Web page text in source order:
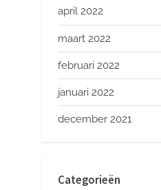
april 2022
maart 2022
februari 2022
januari 2022
december 2021
Categorieën